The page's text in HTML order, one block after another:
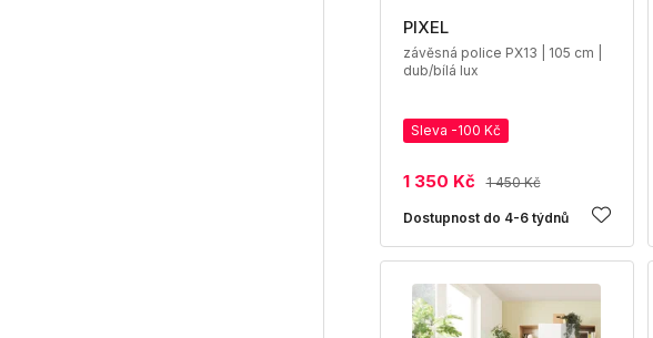
PIXEL
závěsná police PX13 | 105 cm |
dub/bílá lux
Sleva -100 Kč
1 350 Kč 1 450 Kč
Dostupnost do 4-6 týdnů